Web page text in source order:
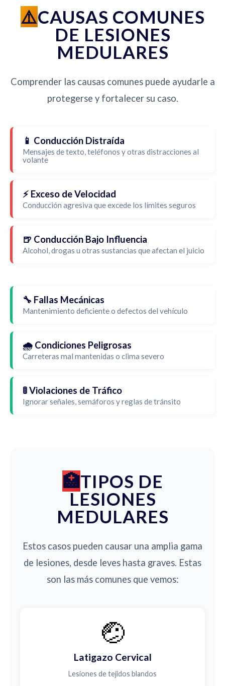
CAUSAS COMUNES
DE LESIONES
MEDULARES
Comprender las causas comunes puede ayudarle a
protegerse y fortalecer su caso.
📱 Conducción Distraída
Mensajes de texto, teléfonos y otras distracciones al
volante
⚡ Exceso de Velocidad
Conducción agresiva que excede los límites seguros
🍺 Conducción Bajo Influencia
Alcohol, drogas u otras sustancias que afectan el juicio
🔧 Fallas Mecánicas
Mantenimiento deficiente o defectos del vehículo
🌧️ Condiciones Peligrosas
Carreteras mal mantenidas o clima severo
🚦 Violaciones de Tráfico
Ignorar señales, semáforos y reglas de tránsito
TIPOS DE
LESIONES
MEDULARES
Estos casos pueden causar una amplia gama
de lesiones, desde leves hasta graves. Estas
son las más comunes que vemos:
🤕
Latigazo Cervical
Lesiones de tejidos blandos